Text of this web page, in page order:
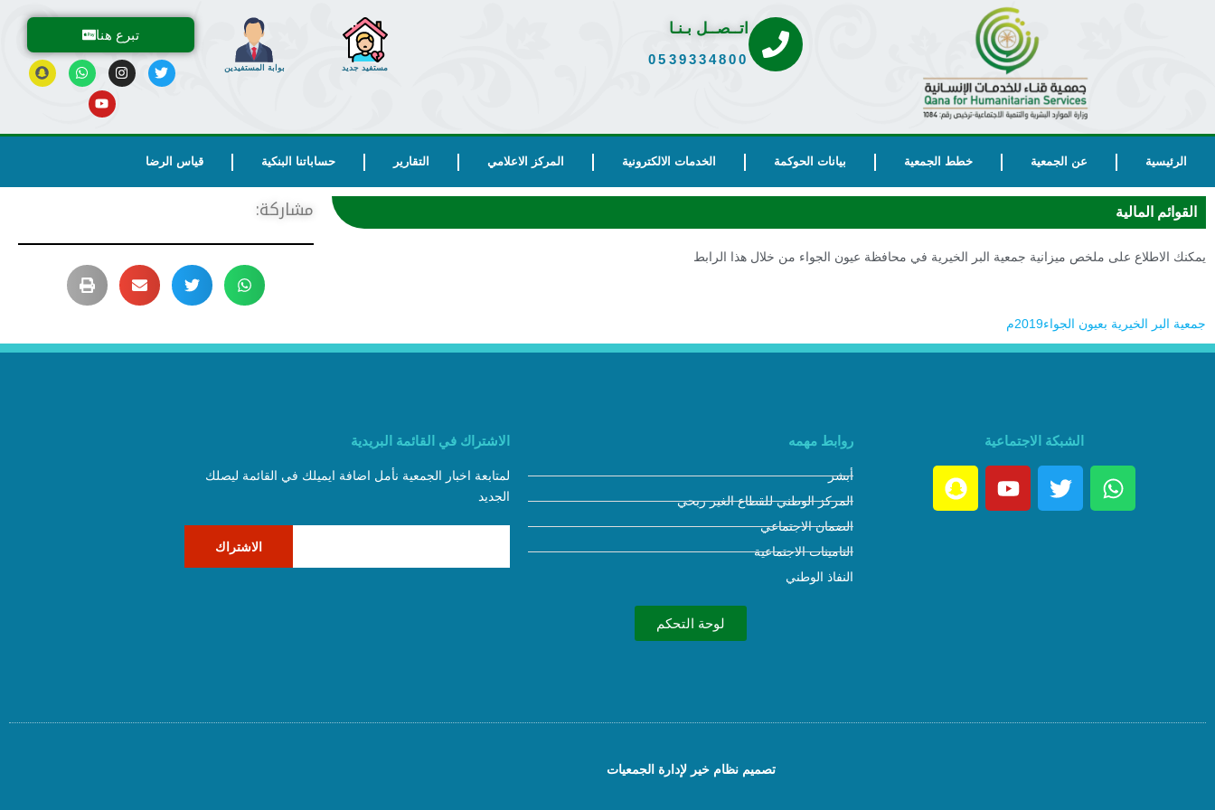
اتــصــل بـنـا
0539334800
مستفيد جديد بوابة المستفيدين
تبرع هنا
الرئيسية عن الجمعية خطط الجمعية بيانات الحوكمة الخدمات الالكترونية المركز الاعلامي التقارير حساباتنا البنكية قياس الرضا
القوائم المالية
يمكنك الاطلاع على ملخص ميزانية جمعية البر الخيرية في محافظة عيون الجواء من خلال هذا الرابط
جمعية البر الخيرية بعيون الجواء2019م
مشاركة:
الشبكة الاجتماعية روابط مهمه
أبشر
المركز الوطني للقطاع الغير ربحي
الضمان الاجتماعي
التامينات الاجتماعية
النفاذ الوطني
لوحة التحكم
الاشتراك في القائمة البريدية
لمتابعة اخبار الجمعية نأمل اضافة ايميلك في القائمة ليصلك
الجديد
الاشتراك
تصميم نظام خير لإدارة الجمعيات